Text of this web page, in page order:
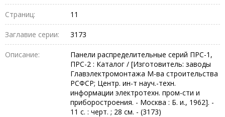
Страниц: 11
Заглавие серии: 3173
Описание:
Панели распределительные серий ПРС-1,
ПРС-2 : Каталог / [Изготовитель: заводы
Главэлектромонтажа М-ва строительства
РСФСР; Центр. ин-т науч.-техн.
информации электротехн. пром-сти и
приборостроения. - Москва : Б. и., 1962]. -
11 с. : черт. ; 28 см. - (3173)